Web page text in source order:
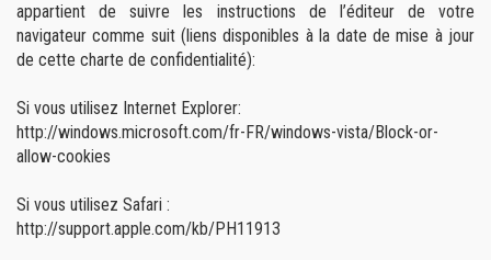
appartient de suivre les instructions de l’éditeur de votre
navigateur comme suit (liens disponibles à la date de mise à jour
de cette charte de confidentialité):
Si vous utilisez Internet Explorer:
http://windows.microsoft.com/fr-FR/windows-vista/Block-or-
allow-cookies
Si vous utilisez Safari :
http://support.apple.com/kb/PH11913